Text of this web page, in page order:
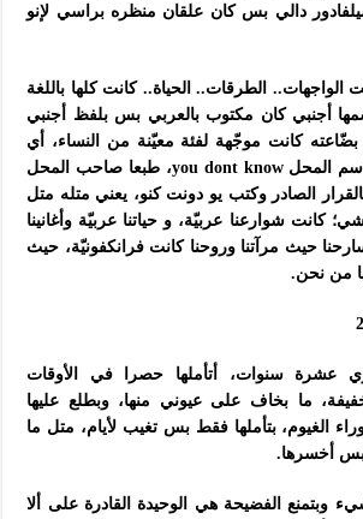
دالي بس كان علقان منظره براسي لإنو
السنة 2008 كانت الواجهات.. الطرقات.. الحياة.. كانت كلها باللغة
أجنبي كان مكتوب بالعربي بس بلفظ أجنبي
كانت موجّهة لفئة معيّنة من النساء، أي
طبعا النساء مقامات اسم المحل you dont know، طبعا صاحب المحل
الصادر وكتب يو دونت كنو، يعني متله متل
كانت شوارعنا عربيّة، و حياتنا عربيّة وأغانينا
حيث مرآتنا وروحنا كانت فرانكفونيّة، حيث
من نحن.
عشرة سنوات، أتأملها حصرا في الأوقات
ما بخاف على عيوني منها، وبطلع عليها
الغيوم، بتأملها فقط بس تغيب لأيام، متل ما
بس أخسرها.
الفضيحة هي الوحيدة القادرة على ألا